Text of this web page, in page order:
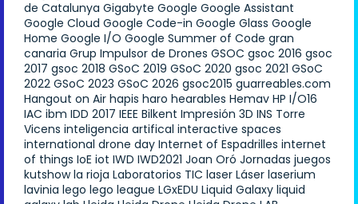
de Catalunya Gigabyte Google Google Assistant
Google Cloud Google Code-in Google Glass Google
Home Google I/O Google Summer of Code gran
canaria Grup Impulsor de Drones GSOC gsoc 2016 gsoc
2017 gsoc 2018 GSoC 2019 GSoC 2020 gsoc 2021 GSoC
2022 GSoC 2023 GSoC 2026 gsoc2015 guarreables.com
Hangout on Air hapis haro hearables Hemav HP I/O16
IAC ibm IDD 2017 IEEE Bilkent Impresión 3D INS Torre
Vicens inteligencia artifical interactive spaces
international drone day Internet of Espadrilles internet
of things IoE iot IWD IWD2021 Joan Oró Jornadas juegos
kutshow la rioja Laboratorios TIC laser Láser laserium
lavinia lego lego league LGxEDU Liquid Galaxy liquid